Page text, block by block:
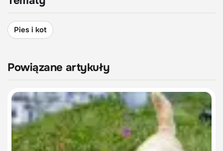
Pies i kot
Powiązane artykuły